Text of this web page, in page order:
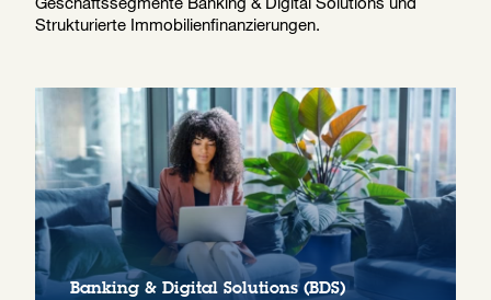
Strukturierte Immobilienfinanzierungen.
Banking & Digital Solutions (BDS)